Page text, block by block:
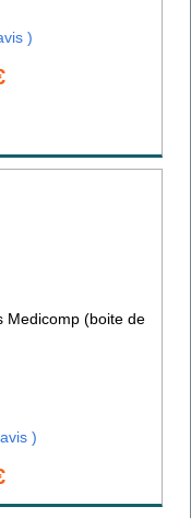
)
Medicomp (boite de
)